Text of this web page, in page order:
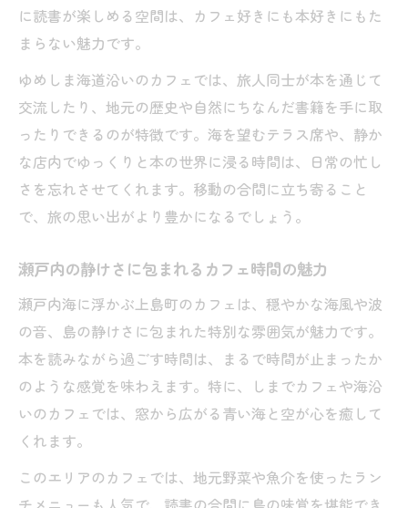
に読書が楽しめる空間は、カフェ好きにも本好きにもた
まらない魅力です。
ゆめしま海道沿いのカフェでは、旅人同士が本を通じて
交流したり、地元の歴史や自然にちなんだ書籍を手に取
ったりできるのが特徴です。海を望むテラス席や、静か
な店内でゆっくりと本の世界に浸る時間は、日常の忙し
さを忘れさせてくれます。移動の合間に立ち寄ること
で、旅の思い出がより豊かになるでしょう。
瀬戸内の静けさに包まれるカフェ時間の魅力
瀬戸内海に浮かぶ上島町のカフェは、穏やかな海風や波
の音、島の静けさに包まれた特別な雰囲気が魅力です。
本を読みながら過ごす時間は、まるで時間が止まったか
のような感覚を味わえます。特に、しまでカフェや海沿
いのカフェでは、窓から広がる青い海と空が心を癒して
くれます。
このエリアのカフェでは、地元野菜や魚介を使ったラン